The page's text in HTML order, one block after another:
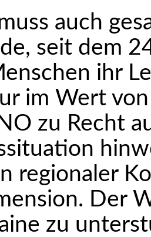
auch
seit dem
ihr
im Wert
zu Recht
regionaler
Der
zu